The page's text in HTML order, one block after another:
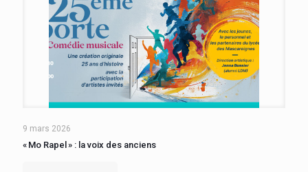
9 mars 2026
« Mo Rapel » : la voix des anciens